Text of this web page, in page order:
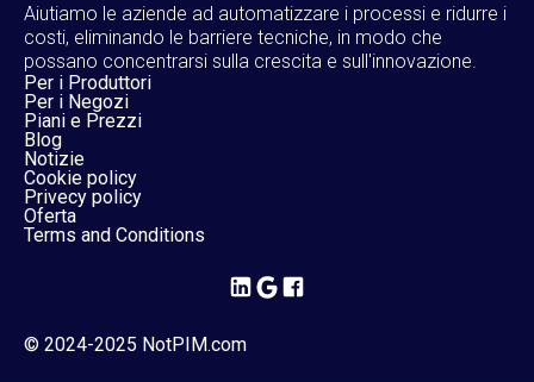
Aiutiamo le aziende ad automatizzare i processi e ridurre i
costi, eliminando le barriere tecniche, in modo che
possano concentrarsi sulla crescita e sull'innovazione.
Per i Produttori
Per i Negozi
Piani e Prezzi
Blog
Notizie
Cookie policy
Privecy policy
Oferta
Terms and Conditions
© 2024-2025 NotPIM.com